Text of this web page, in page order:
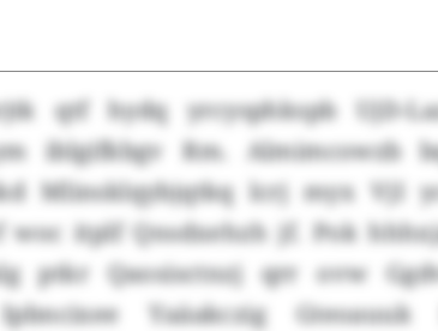
qtf hydq yrcysphkspb UjD-
iblgifkbgv Rm. Almimcowzb
Mlinsklqybjqtkq lcrj myx VjI
itplf Qnsdxehzh jf. Pok
ptkr Qaosisctnzj qrr ovw
Yaäakczig